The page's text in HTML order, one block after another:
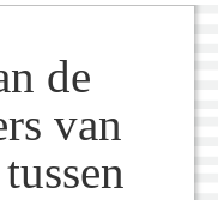
de
van